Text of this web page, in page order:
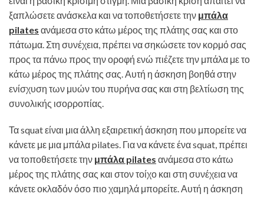
ξαπλώσετε ανάσκελα και να τοποθετήσετε την μπάλα
pilates ανάμεσα στο κάτω μέρος της πλάτης σας και στο
πάτωμα. Στη συνέχεια, πρέπει να σηκώσετε τον κορμό σας
προς τα πάνω προς την οροφή ενώ πιέζετε την μπάλα με το
κάτω μέρος της πλάτης σας. Αυτή η άσκηση βοηθά στην
ενίσχυση των μυών του πυρήνα σας και στη βελτίωση της
συνολικής ισορροπίας.
Τα squat είναι μια άλλη εξαιρετική άσκηση που μπορείτε να
κάνετε με μια μπάλα pilates. Για να κάνετε ένα squat, πρέπει
να τοποθετήσετε την μπάλα pilates ανάμεσα στο κάτω
μέρος της πλάτης σας και στον τοίχο και στη συνέχεια να
κάνετε οκλαδόν όσο πιο χαμηλά μπορείτε. Αυτή η άσκηση